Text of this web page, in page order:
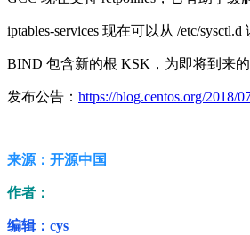
iptables-services 现在可以从 /etc/
BIND 包含新的根 KSK，为即将到来的
发布公告： https://blog.centos.org/2018/
来源：开源中国
作者：
编辑：cys